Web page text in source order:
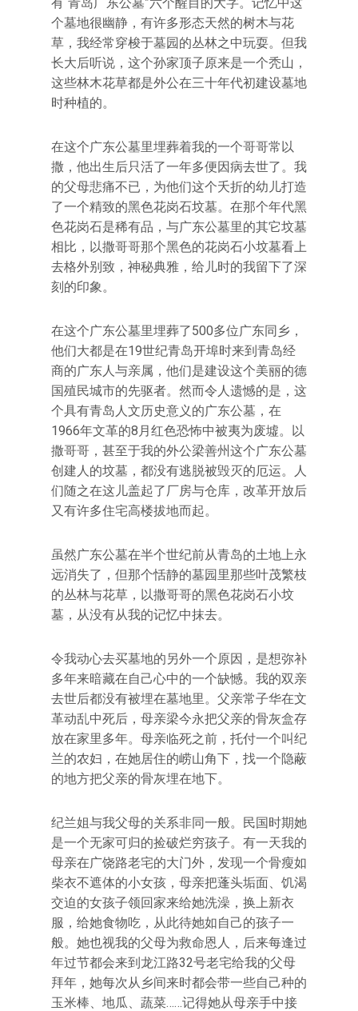
个墓地很幽静，有许多形态天然的树木与花
草，我经常穿梭于墓园的丛林之中玩耍。但我
长大后听说，这个孙家顶子原来是一个秃山，
这些林木花草都是外公在三十年代初建设墓地
时种植的。
在这个广东公墓里埋葬着我的一个哥哥常以
撒，他出生后只活了一年多便因病去世了。我
的父母悲痛不已，为他们这个夭折的幼儿打造
了一个精致的黑色花岗石坟墓。在那个年代黑
色花岗石是稀有品，与广东公墓里的其它坟墓
相比，以撒哥哥那个黑色的花岗石小坟墓看上
去格外别致，神秘典雅，给儿时的我留下了深
刻的印象。
在这个广东公墓里埋葬了500多位广东同乡，
他们大都是在19世纪青岛开埠时来到青岛经
商的广东人与亲属，他们是建设这个美丽的德
国殖民城市的先驱者。然而令人遗憾的是，这
个具有青岛人文历史意义的广东公墓，在
1966年文革的8月红色恐怖中被夷为废墟。以
撒哥哥，甚至于我的外公梁善州这个广东公墓
创建人的坟墓，都没有逃脱被毁灭的厄运。人
们随之在这儿盖起了厂房与仓库，改革开放后
又有许多住宅高楼拔地而起。
虽然广东公墓在半个世纪前从青岛的土地上永
远消失了，但那个恬静的墓园里那些叶茂繁枝
的丛林与花草，以撒哥哥的黑色花岗石小坟
墓，从没有从我的记忆中抹去。
令我动心去买墓地的另外一个原因，是想弥补
多年来暗藏在自己心中的一个缺憾。我的双亲
去世后都没有被埋在墓地里。父亲常子华在文
革动乱中死后，母亲梁今永把父亲的骨灰盒存
放在家里多年。母亲临死之前，托付一个叫纪
兰的农妇，在她居住的崂山角下，找一个隐蔽
的地方把父亲的骨灰埋在地下。
纪兰姐与我父母的关系非同一般。民国时期她
是一个无家可归的捡破烂穷孩子。有一天我的
母亲在广饶路老宅的大门外，发现一个骨瘦如
柴衣不遮体的小女孩，母亲把蓬头垢面、饥渴
交迫的女孩子领回家来给她洗澡，换上新衣
服，给她食物吃，从此待她如自己的孩子一
般。她也视我的父母为救命恩人，后来每逢过
年过节都会来到龙江路32号老宅给我的父母
拜年，她每次从乡间来时都会带一些自己种的
玉米棒、地瓜、蔬菜……记得她从母亲手中接